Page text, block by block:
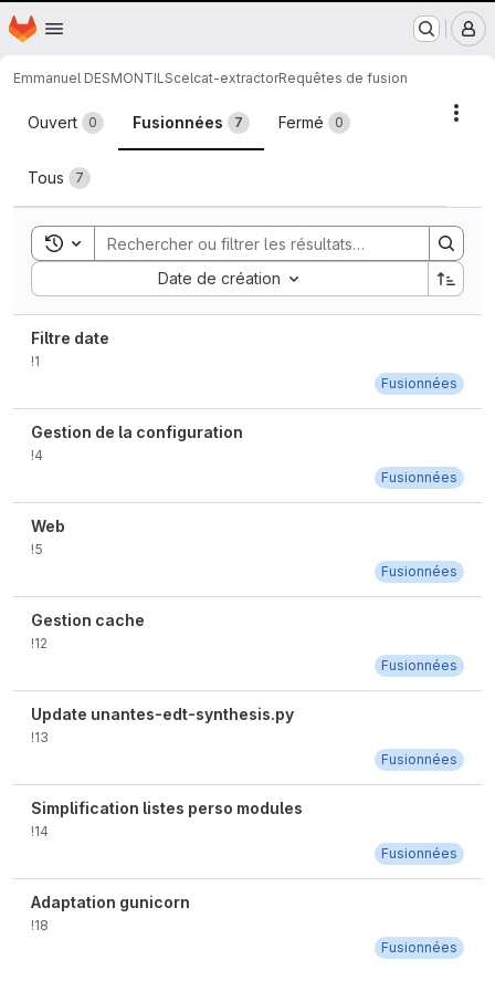
Passer au contenu principal
Page d'accueil
Emmanuel DESMONTILScelcat-extractorRequêtes de fusion
Requêtes de fusion
Ouvert 0 Fusionnées 7 Fermé 0
Tous 7
Toggle search history
Date de création
Sort by:
Filtre date
!1
Fusionnées
Gestion de la configuration
!4
Fusionnées
Web
!5
Fusionnées
Gestion cache
!12
Fusionnées
Update unantes-edt-synthesis.py
!13
Fusionnées
Simplification listes perso modules
!14
Fusionnées
Adaptation gunicorn
!18
Fusionnées